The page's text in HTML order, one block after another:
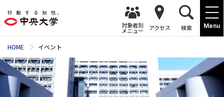
Menu
対象者別
メニュー アクセス 検索
HOME イベント